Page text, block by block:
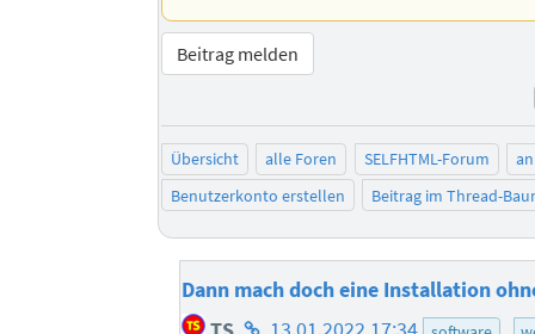
Beitrag melden
Übersicht alle Foren SELFHTML-Forum
Benutzerkonto erstellen
Beitrag im Thread-
Dann mach doch eine Installation
Homepage